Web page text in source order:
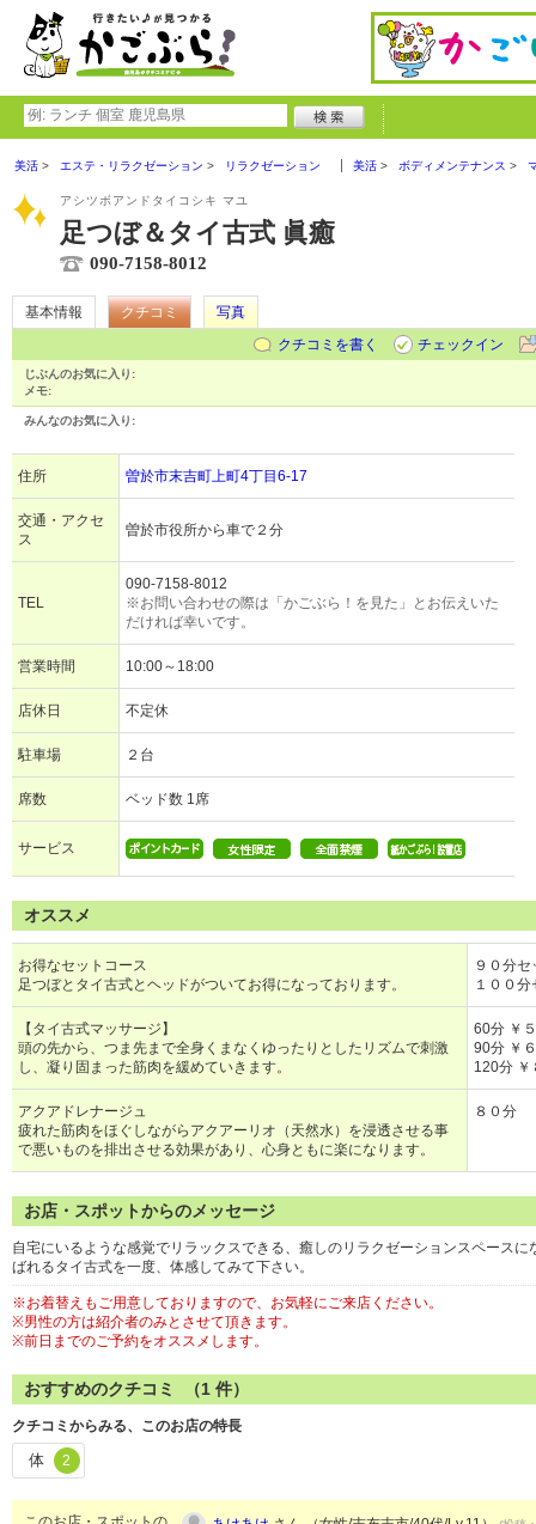
美活 エステ・リラクゼーション リラクゼーション 美活 ボディメンテナンス
アシツボアンドタイコシキ マユ
足つぼ＆タイ古式 眞癒
090-7158-8012
基本情報 クチコミ
写真
クチコミを書く
チェックイン
じぶんのお気に入り:
メモ:
みんなのお気に入り:
住所 曽於市末吉町上町4丁目6-17
交通・アクセ
ス
曽於市役所から車で２分
TEL
090-7158-8012
※お問い合わせの際は「かごぶら！を見た」とお伝えいた
だければ幸いです。
営業時間 10:00～18:00
店休日 不定休
駐車場 ２台
席数 ベッド数 1席
サービス
オススメ
お得なセットコース
足つぼとタイ古式とヘッドがついてお得になっております。
９０分
１００
【タイ古式マッサージ】
頭の先から、つま先まで全身くまなくゆったりとしたリズムで刺激
し、凝り固まった筋肉を緩めていきます。
60分 ￥
90分 ￥
120分 ￥
アクアドレナージュ
疲れた筋肉をほぐしながらアクアーリオ（天然水）を浸透させる事
で悪いものを排出させる効果があり、心身ともに楽になります。
８０分
お店・スポットからのメッセージ
自宅にいるような感覚でリラックスできる、癒しのリラクゼーションスペース
ばれるタイ古式を一度、体感してみて下さい。
※お着替えもご用意しておりますので、お気軽にご来店ください。
※男性の方は紹介者のみとさせて頂きます。
※前日までのご予約をオススメします。
おすすめのクチコミ （1 件）
クチコミからみる、このお店の特長
体 2